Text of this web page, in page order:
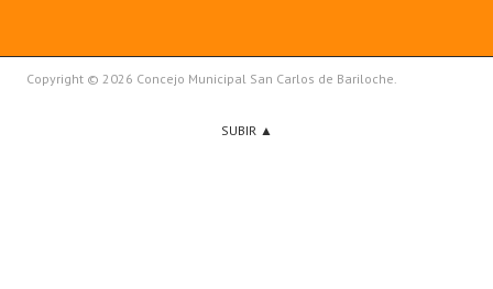
Copyright © 2026 Concejo Municipal San Carlos de Bariloche.
SUBIR ▲